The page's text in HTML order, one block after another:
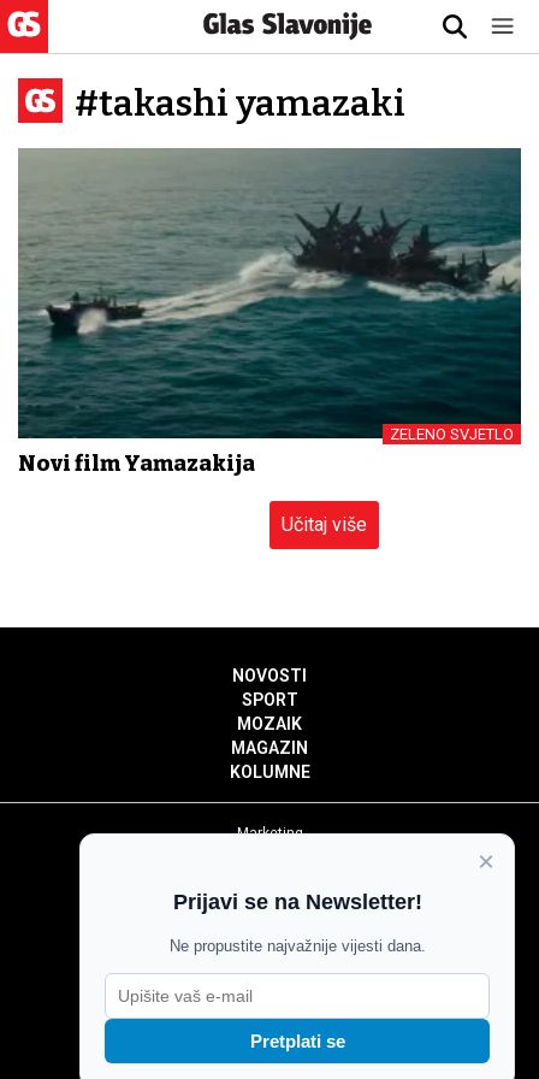
#takashi yamazaki
ZELENO SVJETLO
Novi film Yamazakija
Učitaj više
NOVOSTI
SPORT
MOZAIK
MAGAZIN
KOLUMNE
Marketing
Impressum
Pravila komentiranja
Agroglas
×
Prijavi se na Newsletter!
Ne propustite najvažnije vijesti dana.
Pretplati se